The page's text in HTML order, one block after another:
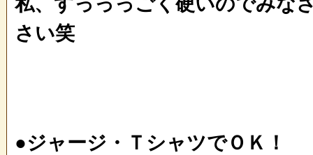
さい笑
●ジャージ・ＴシャツでＯＫ！